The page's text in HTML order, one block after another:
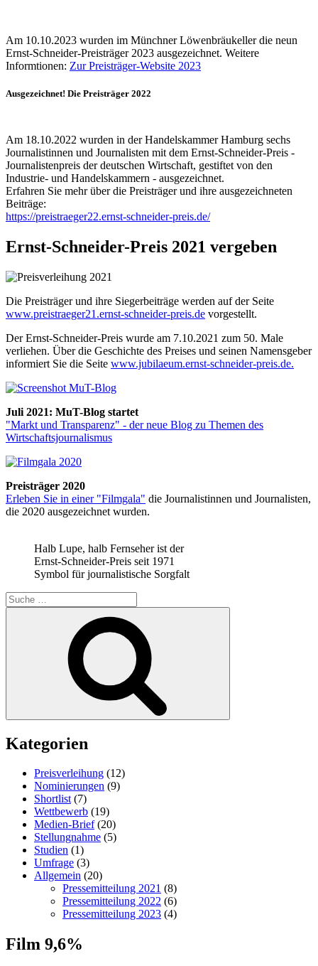
Am 10.10.2023 wurden im Münchner Löwenbräukeller die neun
Ernst-Schneider-Preisträger 2023 ausgezeichnet. Weitere
Informtionen: Zur Preisträger-Website 2023
Ausgezeichnet! Die Preisträger 2022
Am 18.10.2022 wurden in der Handelskammer Hamburg sechs
Journalistinnen und Journalisten mit dem Ernst-Schneider-Preis -
Journalistenpreis der deutschen Wirtschaft, gestiftet von den
Industrie- und Handelskammern - ausgezeichnet.
Erfahren Sie mehr über die Preisträger und ihre ausgezeichneten
Beiträge:
https://preistraeger22.ernst-schneider-preis.de/
Ernst-Schneider-Preis 2021 vergeben
Die Preisträger und ihre Siegerbeiträge werden auf der Seite
www.preistraeger21.ernst-schneider-preis.de vorgestellt.
Der Ernst-Schneider-Preis wurde am 7.10.2021 zum 50. Male
verliehen. Über die Geschichte des Preises und seinen Namensgeber
informiert Sie die Seite www.jubilaeum.ernst-schneider-preis.de.
Juli 2021: MuT-Blog startet
"Markt und Transparenz" - der neue Blog zu Themen des
Wirtschaftsjournalismus
Preisträger 2020
Erleben Sie in einer "Filmgala" die Journalistinnen und Journalisten,
die 2020 ausgezeichnet wurden.
Halb Lupe, halb Fernseher ist der
Ernst-Schneider-Preis seit 1971
Symbol für journalistische Sorgfalt
Suche
nach:
Kategorien
Preisverleihung (12)
Nominierungen (9)
Shortlist(7)
Wettbewerb (19)
Medien-Brief(20)
Stellungnahme (5)
Studien (1)
Umfrage (3)
Allgemein (20)
Pressemitteilung 2021 (8)
Pressemitteilung 2022 (6)
Pressemitteilung 2023 (4)
Film 9,6%